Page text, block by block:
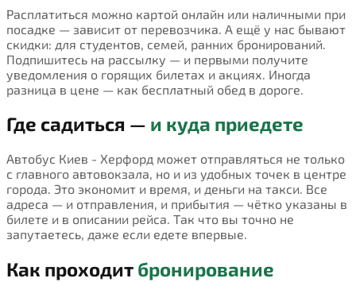
Расплатиться можно картой онлайн или наличными при
посадке — зависит от перевозчика. А ещё у нас бывают
скидки: для студентов, семей, ранних бронирований.
Подпишитесь на рассылку — и первыми получите
уведомления о горящих билетах и акциях. Иногда
разница в цене — как бесплатный обед в дороге.
Где садиться — и куда приедете
Автобус Киев - Херфорд может отправляться не только
с главного автовокзала, но и из удобных точек в центре
города. Это экономит и время, и деньги на такси. Все
адреса — и отправления, и прибытия — чётко указаны в
билете и в описании рейса. Так что вы точно не
запутаетесь, даже если едете впервые.
Как проходит бронирование